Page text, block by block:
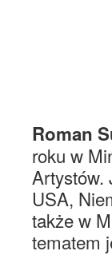
Roman
roku w
Artystów.
USA,
także w
tematem